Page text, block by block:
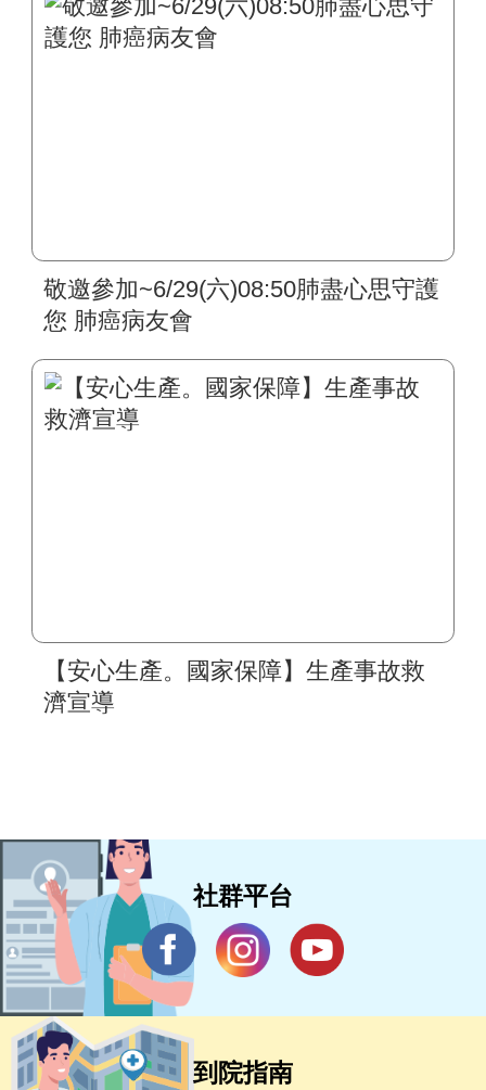
敬邀參加~6/29(六)08:50肺盡心思守護
您 肺癌病友會
【安心生產。國家保障】生產事故救
濟宣導
社群平台
到院指南